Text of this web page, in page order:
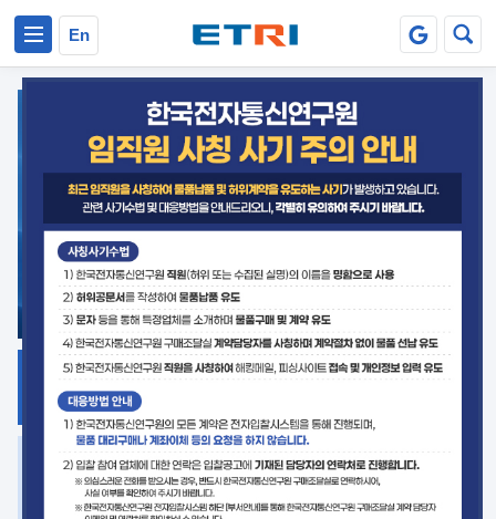
En
지식공유
플랫폼
ETRI 오픈소스
발간자료